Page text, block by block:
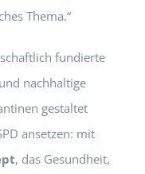
Thema.“
fundierte
nachhaltige
gestaltet
ansetzen: mit
, das Gesundheit,